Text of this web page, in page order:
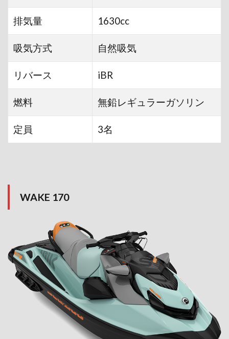
排気量 1630cc
吸気方式 自然吸気
リバース iBR
燃料 無鉛レギュラーガソリン
定員 3名
WAKE 170